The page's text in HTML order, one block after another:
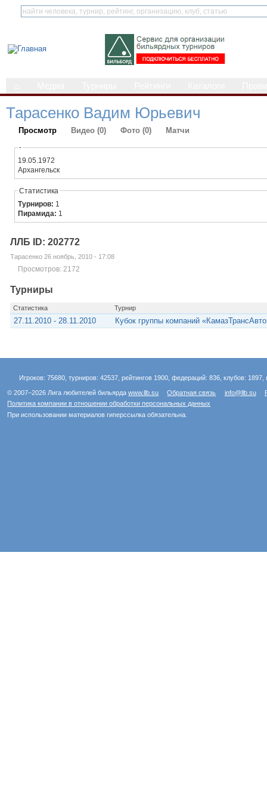
Тарасенко Вадим Юрьевич
Просмотр Видео (0) Фото (0) Матчи
-
19.05.1972
Архангельск
Статистика
Турниров: 1
Пирамида: 1
ЛЛБ ID: 202772
Тарасенко 26 ноябрь, 2010 - 17:08
Просмотров: 2172
Турниры
Статистика Турнир
27.11.2010 - 28.11.2010 Кубок группы компаний
Игроков: 75680, турниров: 42537, рейтингов 1900, федераций: 836, клубов:
© 2007–2026 Лига любителей бильярдаwww.llb.su Обратная связь info@llb.su
Политика компании в отношении обработки персональных данных
При использовании материалов гиперссылка обязательна.